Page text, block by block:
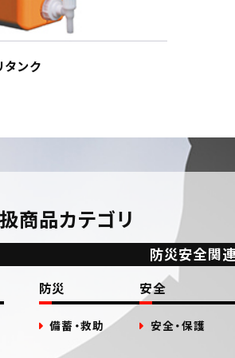
ンク
商品カテゴリ
防災安全関
防災
備蓄・救助
安全
安全・保護